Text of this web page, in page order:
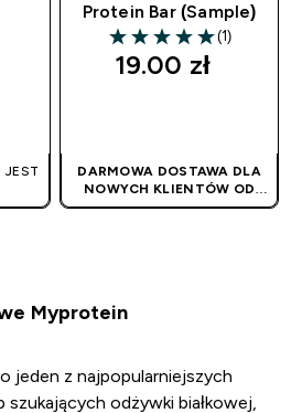
JEST
Protein Bar (Sample)
5 out of 5 stars
(1)
19.00 zł‎
DARMOWA DOSTAWA DLA
NOWYCH KLIENTÓW OD
180PLN| PROMOCJA
Myprotein
jeden z najpopularniejszych
odżywki białkowej,